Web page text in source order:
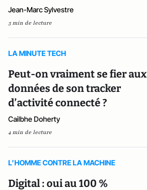
Jean-Marc Sylvestre
3 min de lecture
LA MINUTE TECH
Peut-on vraiment se fier aux
données de son tracker
d’activité connecté ?
Cailbhe Doherty
4 min de lecture
L’HOMME CONTRE LA MACHINE
Digital : oui au 100 %